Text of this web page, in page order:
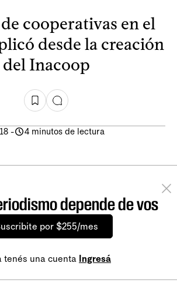
cooperativas en el
desde la creación
del Inacoop
- 4 minutos de lectura
depende de vos
por $255/mes
tenés una cuenta Ingresá